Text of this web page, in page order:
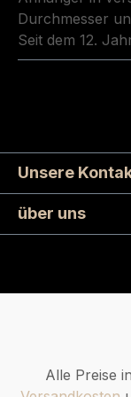
Durchmesser
Seit dem 12.
Unsere
über uns
Alle Preise